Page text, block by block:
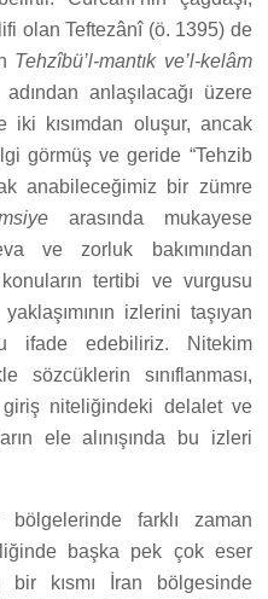
olan Teftezânî (ö. 1395) de
Tehzîbü’l-mantık ve’l-kelâm
anlaşılacağı üzere
iki kısımdan oluşur, ancak
görmüş ve geride “Tehzib
anabileceğimiz bir zümre
arasında mukayese
ve zorluk bakımından
tertibi ve vurgusu
izlerini taşıyan
ifade edebiliriz. Nitekim
sözcüklerin sınıflanması,
niteliğindeki delalet ve
ele alınışında bu izleri
bölgelerinde farklı zaman
başka pek çok eser
bir kısmı İran bölgesinde